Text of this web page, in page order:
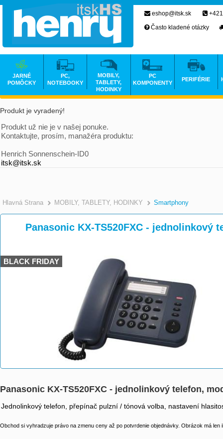
Produkt je vyradený!
Produkt už nie je v našej ponuke.
Kontaktujte, prosím, manažéra produktu:
Henrich Sonnenschein-ID0
itsk@itsk.sk
Hlavná Strana >
MOBILY, TABLETY, HODINKY >
Smartphony
Panasonic KX-TS520FXC - jednolinkový
BLACK FRIDAY
Panasonic KX-TS520FXC - jednolinkový telefon,
Jednolinkový telefon, přepínač pulzní / tónová volba, nastavení
Obchod si vyhradzuje právo na zmenu ceny až po potvrdenie objednávky. Obrázok má len
eshop@itsk.sk
Často kladené otázky
JARNÉ
POMÔCKY
PC,
NOTEBOOKY
MOBILY,
TABLETY,
HODINKY
PC
KOMPONENTY
PERIFÉRIE